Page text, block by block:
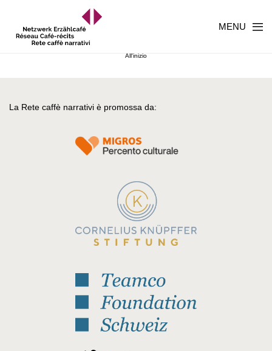
MENU
All'inizio
La Rete caffè narrativi è promossa da: